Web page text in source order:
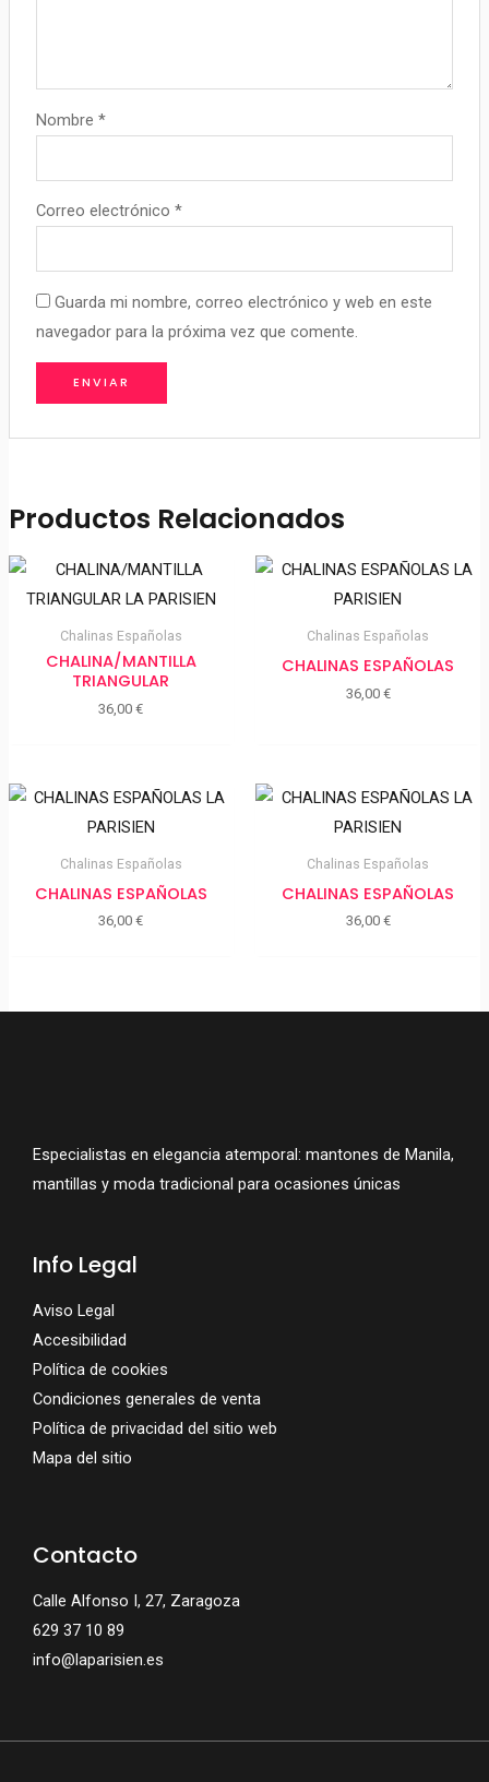
Nombre*
Correo electrónico*
Guarda mi nombre, correo electrónico y web en este
navegador para la próxima vez que comente.
Productos Relacionados
Chalinas Españolas
CHALINA/MANTILLA
TRIANGULAR
36,00€
Chalinas Españolas
CHALINAS ESPAÑOLAS
36,00 €
Chalinas Españolas
CHALINAS ESPAÑOLAS
36,00€
Chalinas Españolas
CHALINAS ESPAÑOLAS
36,00 €
Especialistas en elegancia atemporal: mantones de Manila,
mantillas y moda tradicional para ocasiones únicas
Info Legal
Aviso Legal
Accesibilidad
Política de cookies
Condiciones generales de venta
Política de privacidad del sitio web
Mapa del sitio
Contacto
Calle Alfonso I, 27, Zaragoza
629 37 10 89
info@laparisien.es